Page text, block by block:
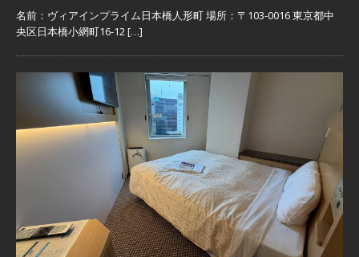
名前：ヴィアインプライム日本橋人形町 場所：〒103-0016 東京都中
央区日本橋小網町16-12[…]